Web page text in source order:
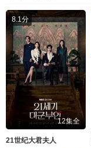
8.1分
12集全
21世纪大君夫人